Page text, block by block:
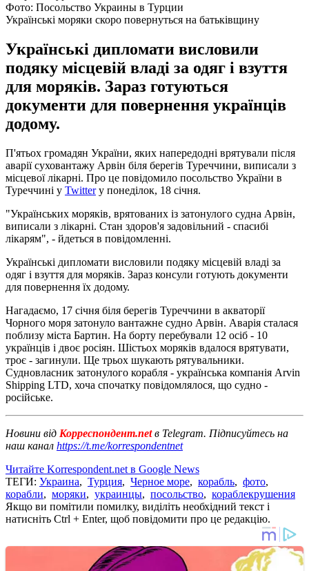
Фото: Посольство Украины в Турции
Українські моряки скоро повернуться на батьківщину
Українські дипломати висловили
подяку місцевій владі за одяг і взуття
для моряків. Зараз готуються
документи для повернення українців
додому.
П'ятьох громадян України, яких напередодні врятували після
аварії суховантажу Арвін біля берегів Туреччини, виписали з
місцевої лікарні. Про це повідомило посольство України в
Туреччині у Twitterу понеділок, 18 січня.
"Українських моряків, врятованих із затонулого судна Арвін,
виписали з лікарні. Стан здоров'я задовільний - спасибі
лікарям", - йдеться в повідомленні.
Українські дипломати висловили подяку місцевій владі за
одяг і взуття для моряків. Зараз консули готують документи
для повернення їх додому.
Нагадаємо, 17 січня біля берегів Туреччини в акваторії
Чорного моря затонуло вантажне судно Арвін. Аварія сталася
поблизу міста Бартин. На борту перебували 12 осіб - 10
українців і двоє росіян. Шістьох моряків вдалося врятувати,
троє - загинули. Ще трьох шукають рятувальники.
Судновласник затонулого корабля - українська компанія Arvin
Shipping LTD, хоча спочатку повідомлялося, що судно -
російське.
Новини від Корреспондент.netв Telegram. Підписуйтесь на
наш канал https://t.me/korrespondentnet
Читайте Korrespondent.net в Google News
ТЕГИ: Украина, Турция, Черное море, корабль, фото,
корабли, моряки, украинцы, посольство, кораблекрушения
Якщо ви помітили помилку, виділіть необхідний текст і
натисніть Ctrl + Enter, щоб повідомити про це редакцію.